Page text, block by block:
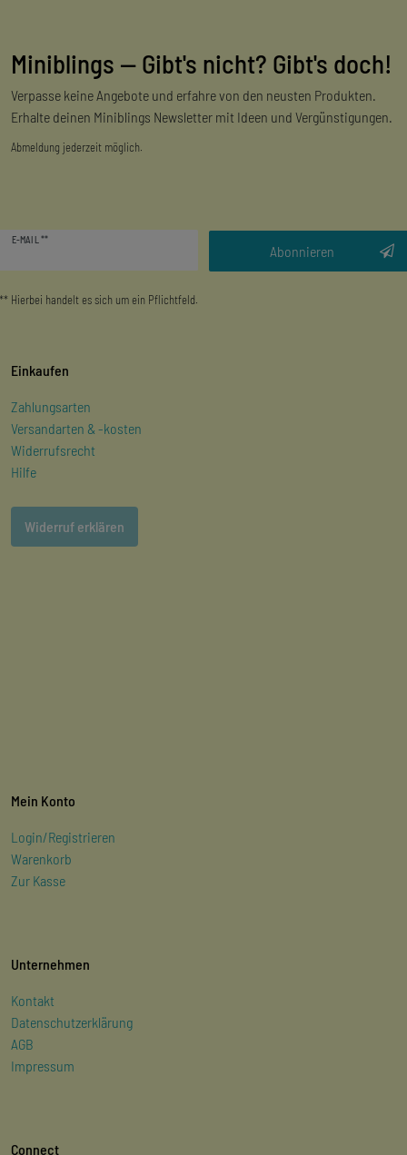
Miniblings — Gibt's nicht? Gibt's doch!
Verpasse keine Angebote und erfahre von den neusten Produkten.
Erhalte deinen Miniblings Newsletter mit Ideen und Vergünstigungen.
Abmeldung jederzeit möglich.
E-MAIL **
Abonnieren
** Hierbei handelt es sich um ein Pflichtfeld.
Einkaufen
Zahlungsarten
Versandarten & -kosten
Widerrufsrecht
Hilfe
Widerruf erklären
Mein Konto
Login/Registrieren
Warenkorb
Zur Kasse
Unternehmen
Kontakt
Datenschutzerklärung
AGB
Impressum
Connect